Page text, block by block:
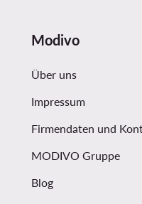
Modivo
Über uns
Impressum
Firmendaten und
MODIVO Gruppe
Blog